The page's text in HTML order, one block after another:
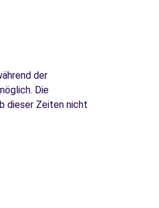
der
Die
dieser Zeiten nicht